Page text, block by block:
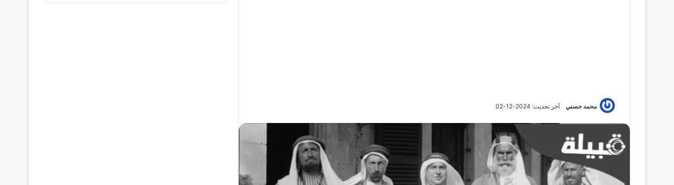
محمد حسني آخر تحديث: 2024-12-02